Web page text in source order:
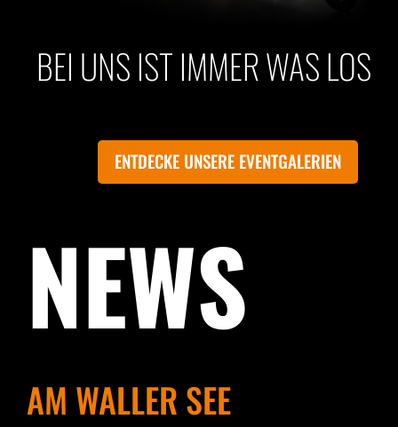
BEI UNS IST IMMER WAS LOS
ENTDECKE UNSERE EVENTGALERIEN
NEWS
AM WALLER SEE